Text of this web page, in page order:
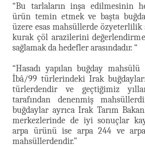
“Bu tarlaların inşa edilmesinin
ürün temin etmek ve başta
üzere esas mahsüllerde özyeterlilik
kurak çöl arazilerini
sağlamak da hedefler arasındadır. “
“Hasadı yapılan buğday
İbâ/99 türlerindeki Irak
türlerdendir ve geçtiğimiz
tarafından denenmiş
buğdaylar ayrıca Irak Tarım
merkezlerinde de iyi sonuçlar
arpa ürünü ise arpa 244 ve
mahsüllerdendir.”